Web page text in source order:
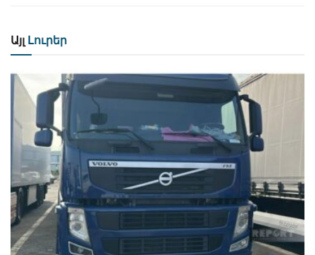
Այլ Լուրեր